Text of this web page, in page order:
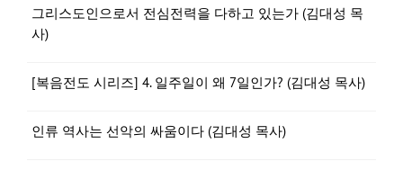
그리스도인으로서 전심전력을 다하고 있는가 (김대성 목
사)
[복음전도 시리즈] 4. 일주일이 왜 7일인가? (김대성 목사)
인류 역사는 선악의 싸움이다 (김대성 목사)